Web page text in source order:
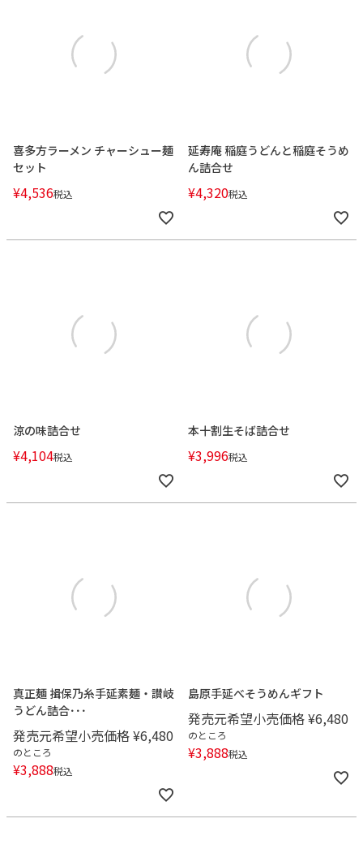
喜多方ラーメン チャーシュー麺
セット
¥4,536税込
延寿庵 稲庭うどんと稲庭そうめ
ん詰合せ
¥4,320税込
涼の味詰合せ
¥4,104税込
本十割生そば詰合せ
¥3,996税込
真正麺 揖保乃糸手延素麺・讃岐
うどん詰合･･･
発売元希望小売価格¥6,480
のところ
¥3,888税込
島原手延べそうめんギフト
発売元希望小売価格¥6,480
のところ
¥3,888税込